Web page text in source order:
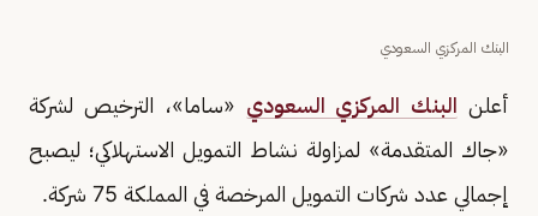
البنك المركزي السعودي
أعلن البنك المركزي السعودي «ساما»، الترخيص لشركة
«جاك المتقدمة» لمزاولة نشاط التمويل الاستهلاكي؛ ليصبح
إجمالي عدد شركات التمويل المرخصة في المملكة 75 شركة.